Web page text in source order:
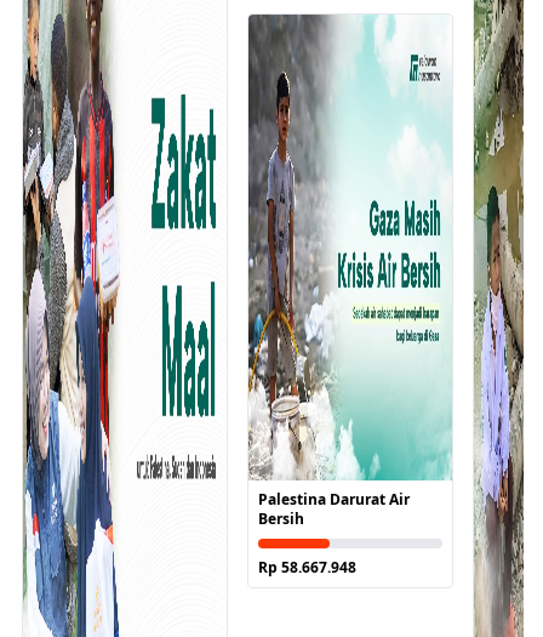
Palestina Darurat Air
Bersih
Rp 58.667.948